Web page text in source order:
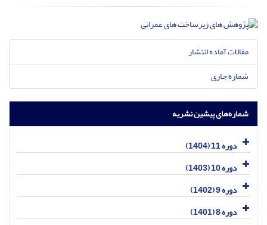
مقالات آماده انتشار
شماره جاری
شماره‌های پیشین نشریه
دوره 11 (1404)
دوره 10 (1403)
دوره 9 (1402)
دوره 8 (1401)